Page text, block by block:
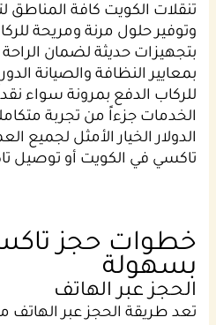
تنقلات الكويت كافة المناطق
وتوفير حلول مرنة ومريحة
بتجهيزات حديثة لضمان الراحة
بمعايير النظافة والصيانة
للركاب الدفع بمرونة سواء
الخدمات جزءاً من تجربة
الدولار الخيار الأمثل لجميع
تاكسي في الكويت أو توصيل
خطوات حجز
بسهولة
الحجز عبر الهاتف
تعد طريقة الحجز عبر